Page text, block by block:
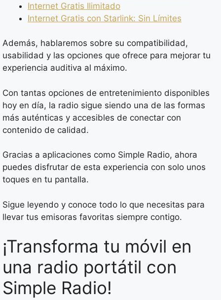
Internet Gratis Ilimitado
Internet Gratis con Starlink: Sin Límites
Además, hablaremos sobre su compatibilidad,
usabilidad y las opciones que ofrece para mejorar tu
experiencia auditiva al máximo.
Con tantas opciones de entretenimiento disponibles
hoy en día, la radio sigue siendo una de las formas
más auténticas y accesibles de conectar con
contenido de calidad.
Gracias a aplicaciones como Simple Radio, ahora
puedes disfrutar de esta experiencia con solo unos
toques en tu pantalla.
Sigue leyendo y conoce todo lo que necesitas para
llevar tus emisoras favoritas siempre contigo.
¡Transforma tu móvil en
una radio portátil con
Simple Radio!